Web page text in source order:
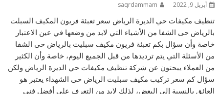
أبريل 9, 2022 saqrdammam
تنظيف مكيفات حي الديرة الرياض سعر تعبئة فريون المكيف السبلت
بالرياض حى الشفا من الأشياء التي لابد من وضعها في عين الاعتبار
خاصة وأن سؤال بكم تعبئة فريون مكيف سبليت بالرياض حى الشفا
من الأسئلة التي يتم ترديدها من قبل الجميع اليوم، خاصة وأن الكثير
من العملاء يبحثون عن شركة تنظيف مكيفات حي الديرة الرياض ولكن
سؤال كم سعر تركيب مكيف سبليت الرياض حى الشهداء يعتبر هو
العائق بالنسبة إلى البعض، لذلك لابد من التعرف على أفضل فني